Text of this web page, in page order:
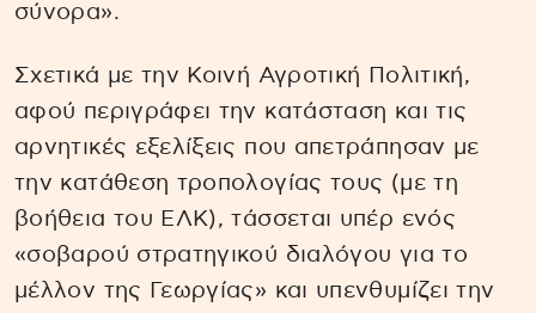
σύνορα».
Σχετικά με την Κοινή Αγροτική Πολιτική,
αφού περιγράφει την κατάσταση και τις
αρνητικές εξελίξεις που απετράπησαν με
την κατάθεση τροπολογίας τους (με τη
βοήθεια του ΕΛΚ), τάσσεται υπέρ ενός
«σοβαρού στρατηγικού διαλόγου για το
μέλλον της Γεωργίας» και υπενθυμίζει την